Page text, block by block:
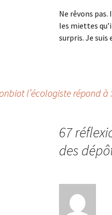
Ne rêvons
les miettes
surpris. Je suis
l’écologiste répond à
67
des